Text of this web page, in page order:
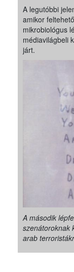
A legutóbbi
amikor
mikrobiológus
médiavilágbeli
járt.
A második
szenátoroknak
arab